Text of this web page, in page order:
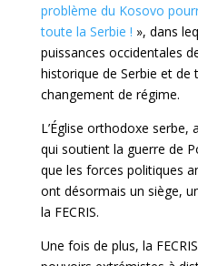
problème du Kosovo
toute la Serbie ! », dans
puissances occidentales
historique de Serbie et de
changement de régime.
L’Église orthodoxe
qui soutient la guerre de
que les forces politiques
ont désormais un siège,
la FECRIS.
Une fois de plus, la